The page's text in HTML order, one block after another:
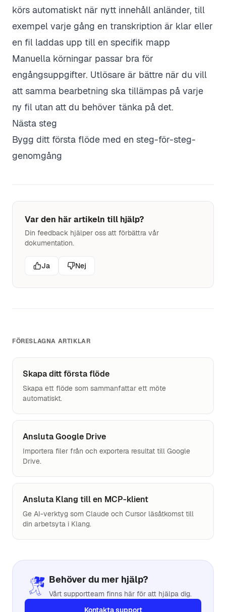
körs automatiskt när nytt innehåll anländer, till
exempel varje gång en transkription är klar eller
en fil laddas upp till en specifik mapp
Manuella körningar passar bra för
engångsuppgifter. Utlösare är bättre när du vill
att samma bearbetning ska tillämpas på varje
ny fil utan att du behöver tänka på det.
Nästa steg
Bygg ditt första flöde med en steg-för-steg-
genomgång
Var den här artikeln till hjälp?
Din feedback hjälper oss att förbättra vår
dokumentation.
Ja Nej
FÖRESLAGNA ARTIKLAR
Skapa ditt första flöde
Skapa ett flöde som sammanfattar ett möte
automatiskt.
Ansluta Google Drive
Importera filer från och exportera resultat till Google
Drive.
Ansluta Klang till en MCP-klient
Ge AI-verktyg som Claude och Cursor läsåtkomst till
din arbetsyta i Klang.
Behöver du mer hjälp?
Vårt supportteam finns här för att hjälpa dig.
Kontakta support